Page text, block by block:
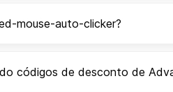
mouse-auto-clicker?
códigos de desconto de